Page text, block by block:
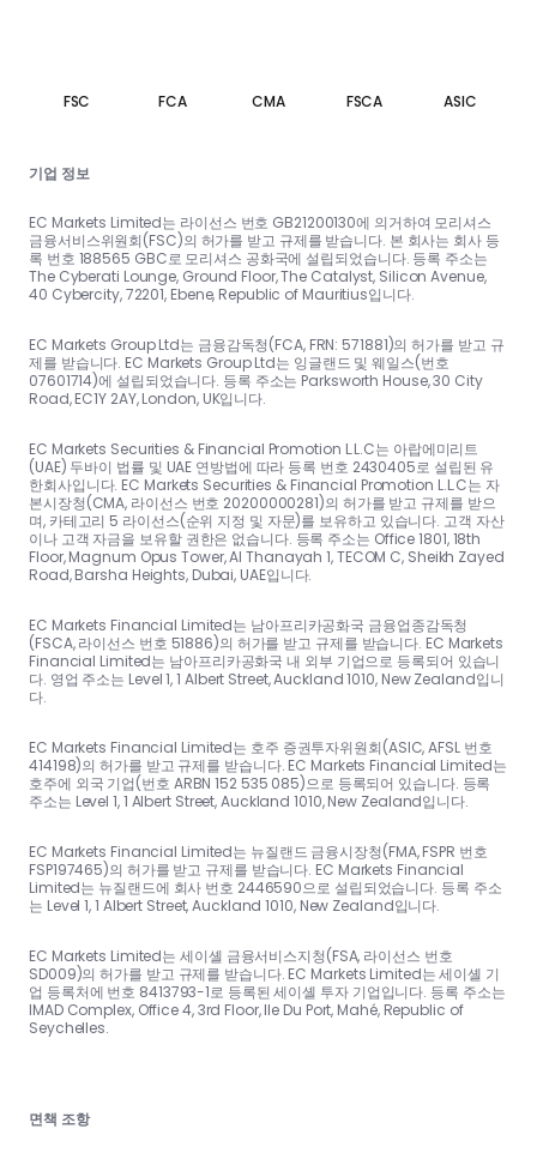
FSC FCA CMA FSCA ASIC
기업 정보
EC Markets Limited는 라이선스 번호 GB21200130에 의거하여 모리셔스
금융서비스위원회(FSC)의 허가를 받고 규제를 받습니다. 본 회사는 회사 등
록 번호 188565 GBC로 모리셔스 공화국에 설립되었습니다. 등록 주소는
The Cyberati Lounge, Ground Floor, The Catalyst, Silicon Avenue,
40 Cybercity, 72201, Ebene, Republic of Mauritius입니다.
EC Markets Group Ltd는 금융감독청(FCA, FRN: 571881)의 허가를 받고 규
제를 받습니다. EC Markets Group Ltd는 잉글랜드 및 웨일스(번호
07601714)에 설립되었습니다. 등록 주소는 Parksworth House, 30 City
Road, EC1Y 2AY, London, UK입니다.
EC Markets Securities & Financial Promotion L.L.C는 아랍에미리트
(UAE) 두바이 법률 및 UAE 연방법에 따라 등록 번호 2430405로 설립된 유
한회사입니다. EC Markets Securities & Financial Promotion L.L.C는 자
본시장청(CMA, 라이선스 번호 20200000281)의 허가를 받고 규제를 받으
며, 카테고리 5 라이선스(순위 지정 및 자문)를 보유하고 있습니다. 고객 자산
이나 고객 자금을 보유할 권한은 없습니다. 등록 주소는 Office 1801, 18th
Floor, Magnum Opus Tower, Al Thanayah 1, TECOM C, Sheikh Zayed
Road, Barsha Heights, Dubai, UAE입니다.
EC Markets Financial Limited는 남아프리카공화국 금융업종감독청
(FSCA, 라이선스 번호 51886)의 허가를 받고 규제를 받습니다. EC Markets
Financial Limited는 남아프리카공화국 내 외부 기업으로 등록되어 있습니
다. 영업 주소는 Level 1, 1 Albert Street, Auckland 1010, New Zealand입니
다.
EC Markets Financial Limited는 호주 증권투자위원회(ASIC, AFSL 번호
414198)의 허가를 받고 규제를 받습니다. EC Markets Financial Limited는
호주에 외국 기업(번호 ARBN 152 535 085)으로 등록되어 있습니다. 등록
주소는 Level 1, 1 Albert Street, Auckland 1010, New Zealand입니다.
EC Markets Financial Limited는 뉴질랜드 금융시장청(FMA, FSPR 번호
FSP197465)의 허가를 받고 규제를 받습니다. EC Markets Financial
Limited는 뉴질랜드에 회사 번호 2446590으로 설립되었습니다. 등록 주소
는 Level 1, 1 Albert Street, Auckland 1010, New Zealand입니다.
EC Markets Limited는 세이셸 금융서비스지청(FSA, 라이선스 번호
SD009)의 허가를 받고 규제를 받습니다. EC Markets Limited는 세이셸 기
업 등록처에 번호 8413793-1로 등록된 세이셸 투자 기업입니다. 등록 주소는
IMAD Complex, Office 4, 3rd Floor, Ile Du Port, Mahé, Republic of
Seychelles.
면책 조항